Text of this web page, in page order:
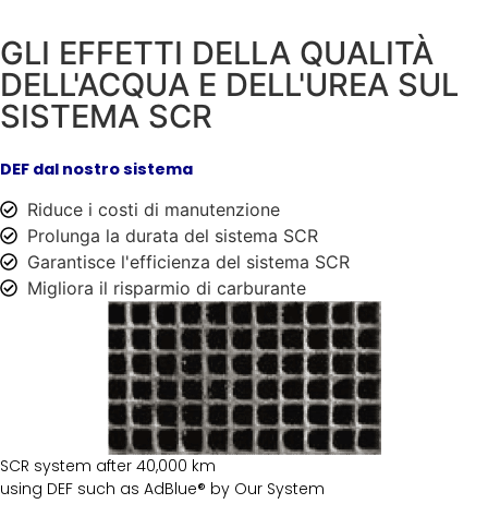
GLI EFFETTI DELLA QUALITÀ
DELL'ACQUA E DELL'UREA SUL
SISTEMA SCR
DEF dal nostro sistema
Riduce i costi di manutenzione
Prolunga la durata del sistema SCR
Garantisce l'efficienza del sistema SCR
Migliora il risparmio di carburante
SCR system after 40,000 km
using DEF such as AdBlue® by Our System